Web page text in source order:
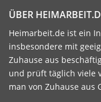
ÜBER
Heimarbeit.de ist ein
insbesondere mit
Zuhause aus
und prüft täglich viele
man von Zuhause aus